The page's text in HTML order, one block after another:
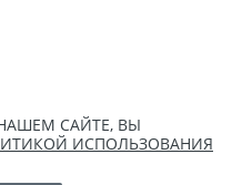
САЙТЕ, ВЫ
ИСПОЛЬЗОВАНИЯ